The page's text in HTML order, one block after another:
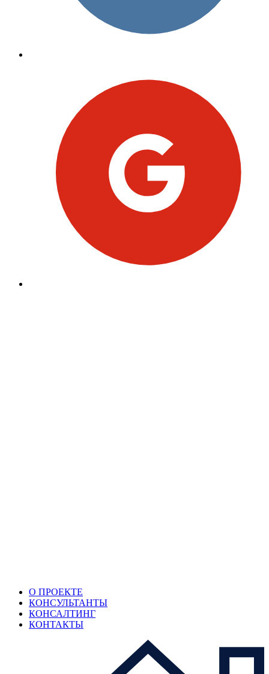
О ПРОЕКТЕ
КОНСУЛЬТАНТЫ
КОНСАЛТИНГ
КОНТАКТЫ